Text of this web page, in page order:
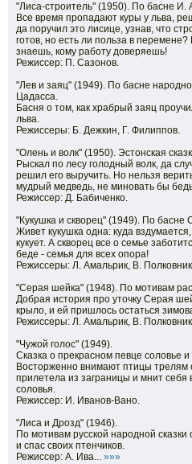
"Лиса-строитель" (1950). По басне И.
Все время пропадают куры у льва,
да поручил это лисице, узнав, что
готов, но есть ли польза в
знаешь, кому работу доверяешь!
Режиссер: П. Сазонов.
"Лев и заяц" (1949). По басне
Цадасса.
Басня о том, как храбрый заяц
льва.
Режиссеры: Б. Дежкин, Г. Филиппов.
"Олень и волк" (1950). Эстонская
Рыскал по лесу голодный волк, да
решил его выручить. Но нельзя
мудрый медведь, не миновать бы
Режиссер: Д. Бабиченко.
"Кукушка и скворец" (1949). По басне
Живет кукушка одна: куда
кукует. А скворец все о семье
беде - семья для всех опора!
Режиссеры: Л. Амальрик, В.
"Серая шейка" (1948). По мотивам
Добрая история про уточку Серая
крыло, и ей пришлось остаться
Режиссеры: Л. Амальрик, В.
"Чужой голос" (1949).
Сказка о прекрасном певце соловье и
Восторженно внимают птицы трелям
прилетела из заграницы и мнит себя
соловья.
Режиссер: И. Иванов-Вано.
"Лиса и Дрозд" (1946).
По мотивам русской народной
и спас своих птенчиков.
Режиссер: А. Ива... »»»